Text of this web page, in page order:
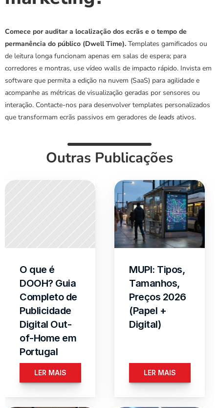
Comece por auditar a localização dos ecrãs e o tempo de
permanência do público (Dwell Time). Templates gamificados ou
de leitura longa funcionam apenas em salas de espera; para
corredores e montras, use vídeo walls de impacto rápido. Invista em
software que permita a edição na nuvem (SaaS) para agilidade e
acompanhe as métricas de visualização geradas por sensores ou
interação. Contacte-nos para desenvolver templates personalizados
que transformam ecrãs passivos em geradores de leads ativos.
Outras Publicações
O que é
DOOH? Guia
Completo de
Publicidade
Digital Out-
of-Home em
Portugal
LER MAIS
MUPI: Tipos,
Tamanhos,
Preços 2026
(Papel +
Digital)
LER MAIS